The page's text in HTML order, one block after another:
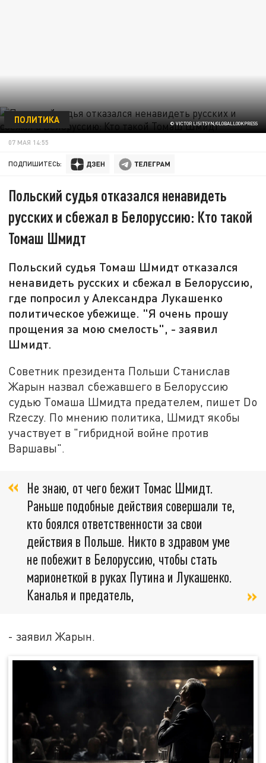
© VICTOR LISITSYN/GLOBALLOOKPRESS
ПОЛИТИКА
07 МАЯ 14:55
ПОДПИШИТЕСЬ:
Польский судья отказался ненавидеть
русских и сбежал в Белоруссию: Кто такой
Томаш Шмидт
Польский судья Томаш Шмидт отказался
ненавидеть русских и сбежал в Белоруссию,
где попросил у Александра Лукашенко
политическое убежище. "Я очень прошу
прощения за мою смелость", - заявил
Шмидт.
Советник президента Польши Станислав
Жарын назвал сбежавшего в Белоруссию
судью Томаша Шмидта предателем, пишет Do
Rzeczy. По мнению политика, Шмидт якобы
участвует в "гибридной войне против
Варшавы".
Не знаю, от чего бежит Томас Шмидт.
Раньше подобные действия совершали те,
кто боялся ответственности за свои
действия в Польше. Никто в здравом уме
не побежит в Белоруссию, чтобы стать
марионеткой в руках Путина и Лукашенко.
Каналья и предатель,
- заявил Жарын.